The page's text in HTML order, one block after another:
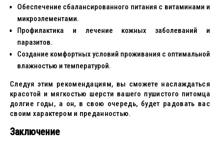
Обеспечение сбалансированного питания с витаминами и
микроэлементами.
Профилактика и лечение кожных заболеваний и
паразитов.
Создание комфортных условий проживания с оптимальной
влажностью и температурой.
Следуя этим рекомендациям, вы сможете наслаждаться
красотой и мягкостью шерсти вашего пушистого питомца
долгие годы, а он, в свою очередь, будет радовать вас
своим характером и преданностью.
Заключение